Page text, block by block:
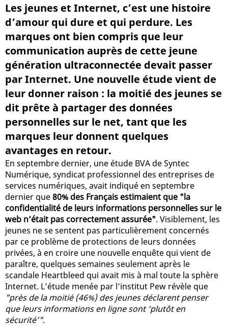
Les jeunes et Internet, c’est une histoire
d’amour qui dure et qui perdure. Les
marques ont bien compris que leur
communication auprès de cette jeune
génération ultraconnectée devait passer
par Internet. Une nouvelle étude vient de
leur donner raison : la moitié des jeunes se
dit prête à partager des données
personnelles sur le net, tant que les
marques leur donnent quelques
avantages en retour.
En septembre dernier, une étude BVA de Syntec
Numérique, syndicat professionnel des entreprises de
services numériques, avait indiqué en septembre
dernier que80% des Français estimaient que "la
confidentialité de leurs informations personnelles sur le
web n’était pas correctement assurée". Visiblement, les
jeunes ne se sentent pas particulièrement concernés
par ce problème de protections de leurs données
privées, à en croire une nouvelle enquête qui vient de
paraître, quelques semaines seulement après le
scandale Heartbleed qui avait mis à mal toute la sphère
Internet. L’étude menée par l’institut Pew révèle que
"près de la moitié (46%) des jeunes déclarent penser
que leurs informations en ligne sont ‘plutôt en
sécurité’".